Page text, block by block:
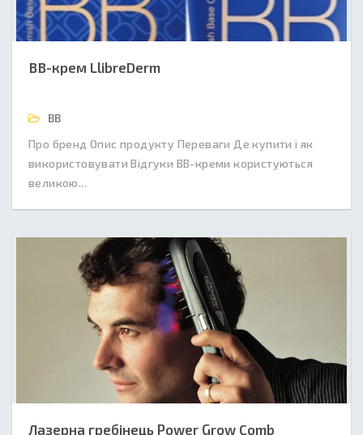
ВВ-крем LlibreDerm
BB
Про бренд Опис продукту Переваги Де купити і як
використовувати Відгуки BB-креми користуються
великою...
Лазерна гребінець Power Grow Comb